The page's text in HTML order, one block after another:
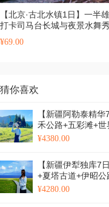
【北京·古北水镇1日】一半
打卡司马台长城与夜景水舞
¥69.00
猜你喜欢
【新疆阿勒泰精
禾公路+五彩滩+
团&6人小团
¥4380.00
【新疆伊犁独库7
+夏塔古道+伊昭
斯+果子沟大桥+薰
¥4280.00